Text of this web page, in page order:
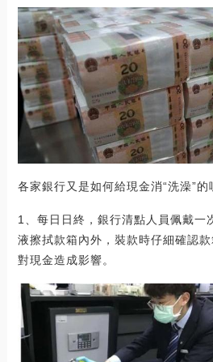
各家銀行又是如何給現金消“洗澡”的
1、每日日終，銀行清點人員佩戴一
液擦拭款箱內外，裝款時仔細確認
對現金造成影響。